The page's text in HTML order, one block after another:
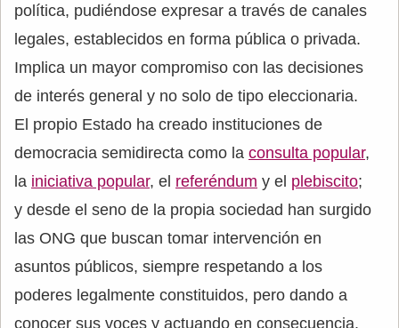
política, pudiéndose expresar a través de canales
legales, establecidos en forma pública o privada.
Implica un mayor compromiso con las decisiones
de interés general y no solo de tipo eleccionaria.
El propio Estado ha creado instituciones de
democracia semidirecta como la consulta popular,
la iniciativa popular, el referéndum y el plebiscito;
y desde el seno de la propia sociedad han surgido
las ONG que buscan tomar intervención en
asuntos públicos, siempre respetando a los
poderes legalmente constituidos, pero dando a
conocer sus voces y actuando en consecuencia.